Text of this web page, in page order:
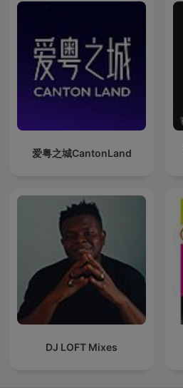
爱粤之城CantonLand
DJ LOFT Mixes